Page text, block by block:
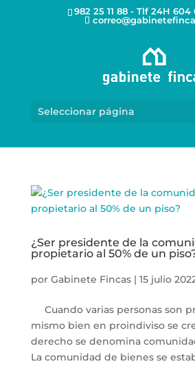
982 25 11 88 - Tlf 24H 604
Seleccionar página
¿Ser presidente de la
propietario al 50% de un
por Gabinete Fincas| 15 julio
Cuando varias personas son
mismo bien en proindiviso se
derecho se denomina
La comunidad de bienes se